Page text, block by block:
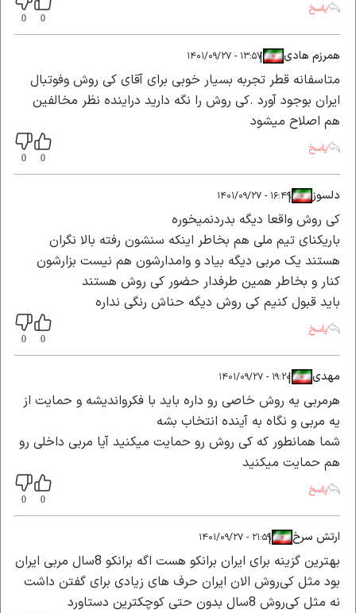
پاسخ
همرزم هادی|
|۱۳:۵۷ - ۱۴۰۱/۰۹/۲۷
متاسفانه قطر تجربه بسیار خوبی برای آقای کی روش وفوتبال
ایران بوجود آورد .کی روش را نگه دارید دراینده نظر مخالفین
هم اصلاح میشود
پاسخ
دلسوز|
|۱۶:۴۹ - ۱۴۰۱/۰۹/۲۷
کی روش واقعا دیگه بدردنمیخوره
باریکنای تیم ملی هم بخاطر اینکه سنشون رفته بالا نگران
هستند یک مربی دیگه بیاد و وامدارشون هم نیست بزارشون
کنار و بخاطر همین طرفدار حضور کی روش هستند
باید قبول کنیم کی روش دیگه حناش رنگی نداره
پاسخ
مهدی|
|۱۹:۲۰ - ۱۴۰۱/۰۹/۲۷
هرمربی یه روش خاصی رو داره باید با فکرواندیشه و حمایت از
یه مربی و نگاه به آینده انتخاب بشه
شما همانطور که کی روش رو حمایت میکنید آیا مربی داخلی رو
هم حمایت میکنید
پاسخ
ارتش سرخ|
|۲۱:۵۹ - ۱۴۰۱/۰۹/۲۷
بهترین گزینه برای ایران برانکو هست اگه برانکو 8سال مربی ایران
بود مثل کی‌روش الان ایران حرف های زیادی برای گفتن داشت
نه مثل کی‌روش 8سال بدون حتی کوچکترین دستاورد